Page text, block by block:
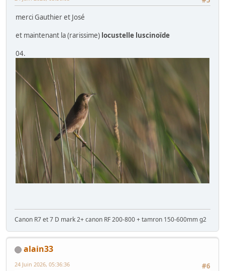
merci Gauthier et José
et maintenant la (rarissime) locustelle luscinoïde
04.
Canon R7 et 7 D mark 2+ canon RF 200-800 + tamron 150-600mm g2
alain33
#6
24 Juin 2026, 05:36:36